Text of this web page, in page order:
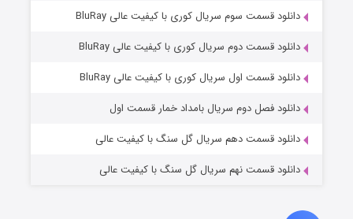
مردگان متحرک: شهر مرده ۳
قسمت۲ (زیرنویس) منتشر شد
دانلود قسمت سوم سریال کوری با کیفیت عالی BluRay
دانلود قسمت دوم سریال کوری با کیفیت عالی BluRay
دانلود قسمت اول سریال کوری با کیفیت عالی BluRay
دانلود فصل دوم سریال بامداد خمار قسمت اول
دانلود قسمت دهم سریال گل سنگ با کیفیت عالی
دانلود قسمت نهم سریال گل سنگ با کیفیت عالی